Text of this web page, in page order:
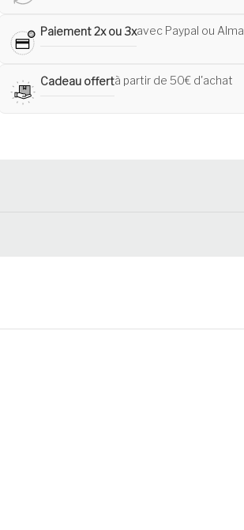
Paiement 2x ou 3xavec Paypal ou Alma
Cadeau offertà partir de 50€ d'achat